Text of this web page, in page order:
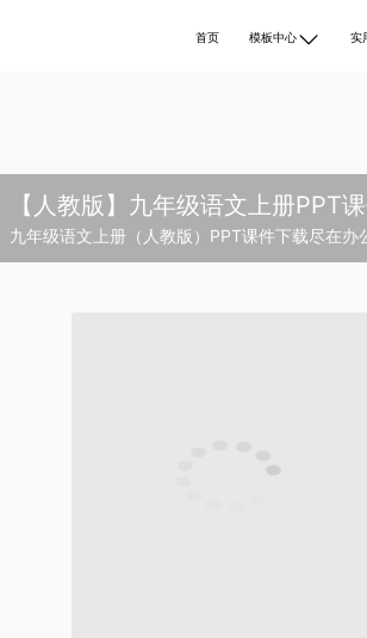
首页 模板中心
实
【人教版】九年级语文上册PPT
九年级语文上册（人教版）PPT课件下载尽在办